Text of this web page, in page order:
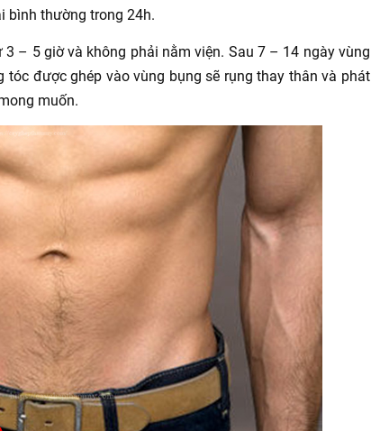
bình thường trong 24h.
– 5 giờ và không phải nằm viện. Sau 7 – 14 ngày vùng
được ghép vào vùng bụng sẽ rụng thay thân và phát
muốn.